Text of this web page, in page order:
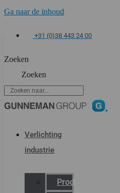
Ga naar de inhoud
+31 (0)38 443 24 00
Zoeken
Zoeken
Verlichting
industrie
Productcatalogus